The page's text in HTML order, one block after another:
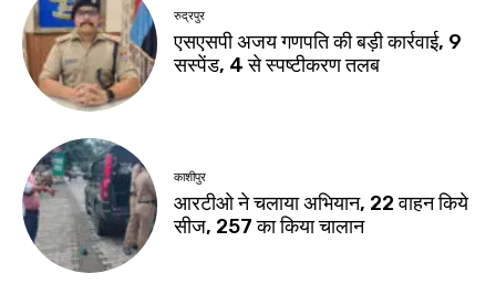
रुद्रपुर
एसएसपी अजय गणपति की बड़ी कार्रवाई, 9
सस्पेंड, 4 से स्पष्टीकरण तलब
काशीपुर
आरटीओ ने चलाया अभियान, 22 वाहन किये
सीज, 257 का किया चालान